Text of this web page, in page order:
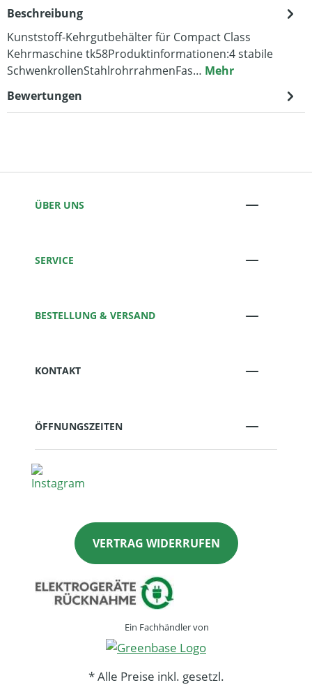
Beschreibung
Kunststoff-Kehrgutbehälter für Compact Class
Kehrmaschine tk58Produktinformationen:4 stabile
SchwenkrollenStahlrohrrahmenFas… Mehr
Bewertungen
ÜBER UNS
SERVICE
BESTELLUNG & VERSAND
KONTAKT
ÖFFNUNGSZEITEN
VERTRAG WIDERRUFEN
Ein Fachhändler von
* Alle Preise inkl. gesetzl.